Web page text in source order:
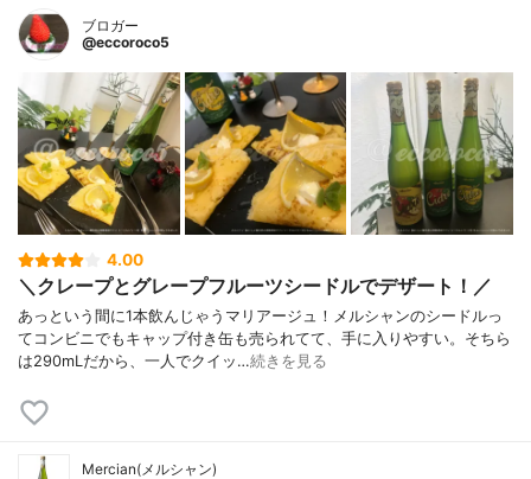
ブロガー
@eccoroco5
4.00
＼クレープとグレープフルーツシードルでデザート！／
あっという間に1本飲んじゃうマリアージュ！メルシャンのシードルっ
てコンビニでもキャップ付き缶も売られてて、手に入りやすい。そちら
は290mLだから、一人でクイッ…続きを見る
Mercian(メルシャン)